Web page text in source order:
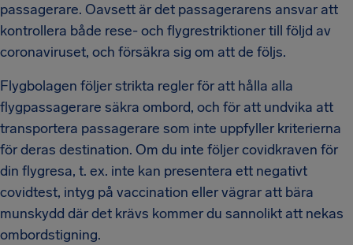
passagerare. Oavsett är det passagerarens ansvar att
kontrollera både rese- och flygrestriktioner till följd av
coronaviruset, och försäkra sig om att de följs.
Flygbolagen följer strikta regler för att hålla alla
flygpassagerare säkra ombord, och för att undvika att
transportera passagerare som inte uppfyller kriterierna
för deras destination. Om du inte följer covidkraven för
din flygresa, t. ex. inte kan presentera ett negativt
covidtest, intyg på vaccination eller vägrar att bära
munskydd där det krävs kommer du sannolikt att nekas
ombordstigning.